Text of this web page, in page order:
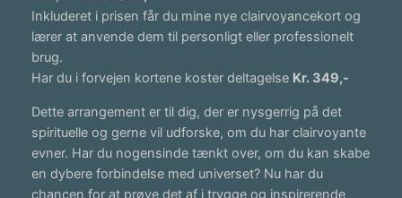
k
r
.
t
i
l
t
e
e
v
e
r
?
a
Inkluderet i prisen får du mine nye clairvoyancekort og
lærer at anvende dem til personligt eller professionelt
brug.
Har du i forvejen kortene koster deltagelse Kr. 349,-
Dette arrangement er til dig, der er nysgerrig på det
spirituelle og gerne vil udforske, om du har clairvoyante
evner. Har du nogensinde tænkt over, om du kan skabe
en dybere forbindelse med universet? Nu har du
chancen for at prøve det af i trygge og inspirerende